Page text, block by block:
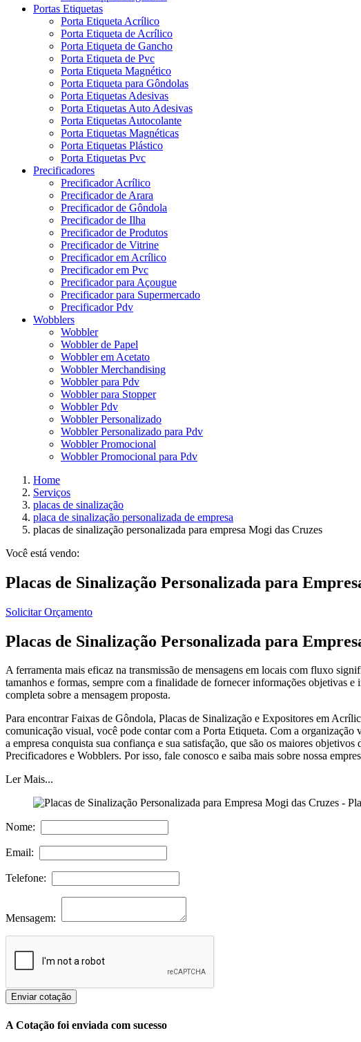
Portas Etiquetas
Porta Etiqueta Acrílico
Porta Etiqueta de Acrílico
Porta Etiqueta de Gancho
Porta Etiqueta de Pvc
Porta Etiqueta Magnético
Porta Etiqueta para Gôndolas
Porta Etiquetas Adesivas
Porta Etiquetas Auto Adesivas
Porta Etiquetas Autocolante
Porta Etiquetas Magnéticas
Porta Etiquetas Plástico
Porta Etiquetas Pvc
Precificadores
Precificador Acrílico
Precificador de Arara
Precificador de Gôndola
Precificador de Ilha
Precificador de Produtos
Precificador de Vitrine
Precificador em Acrílico
Precificador em Pvc
Precificador para Açougue
Precificador para Supermercado
Precificador Pdv
Wobblers
Wobbler
Wobbler de Papel
Wobbler em Acetato
Wobbler Merchandising
Wobbler para Pdv
Wobbler para Stopper
Wobbler Pdv
Wobbler Personalizado
Wobbler Personalizado para Pdv
Wobbler Promocional
Wobbler Promocional para Pdv
Home
Serviços
placas de sinalização
placa de sinalização personalizada de empresa
placas de sinalização personalizada para empresa Mogi das Cruzes
Você está vendo:
Placas de Sinalização Personalizada para
Solicitar Orçamento
Placas de Sinalização Personalizada para
A ferramenta mais eficaz na transmissão de mensagens em locais com fluxo
tamanhos e formas, sempre com a finalidade de fornecer informações objetivas
completa sobre a mensagem proposta.
Para encontrar Faixas de Gôndola, Placas de Sinalização e Expositores em
comunicação visual, você pode contar com a Porta Etiqueta. Com a
a empresa conquista sua confiança e sua satisfação, que são os maiores
Precificadores e Wobblers. Por isso, fale conosco e saiba mais sobre nossa
Ler Mais...
Nome:
Email:
Telefone:
Mensagem:
Enviar cotação
A Cotação foi enviada com sucesso